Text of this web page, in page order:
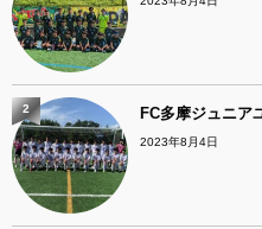
FC多摩ジュニア
2023年8月4日
2